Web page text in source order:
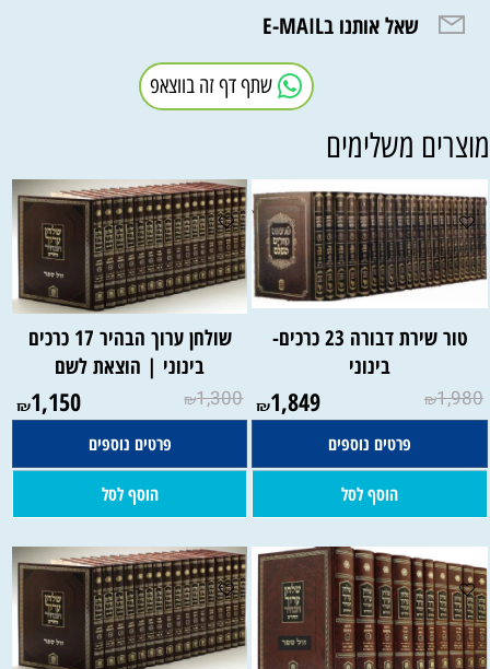
שאל אותנו בE-MAIL
שתף דף זה בווצאפ
משלימים
טור שירת דבורה 23 כרכים-
בינוני
₪1,980
₪1,849
פרטים נוספים
הוסף לסל
שולחן ערוך הבהיר 17 כרכים
בינוני | הוצאת לשם
₪1,300
₪1,150
פרטים נוספים
הוסף לסל